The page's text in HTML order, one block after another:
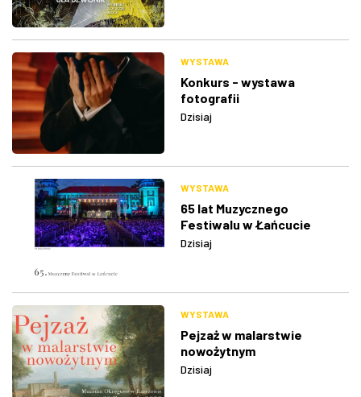
WYSTAWA
Konkurs - wystawa
fotografii
Dzisiaj
WYSTAWA
65 lat Muzycznego
Festiwalu w Łańcucie
Dzisiaj
WYSTAWA
Pejzaż w malarstwie
nowożytnym
Dzisiaj